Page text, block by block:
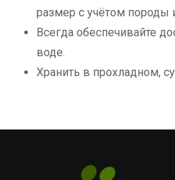
размер с учётом породы
Всегда обеспечивайте
воде.
Хранить в прохладном,